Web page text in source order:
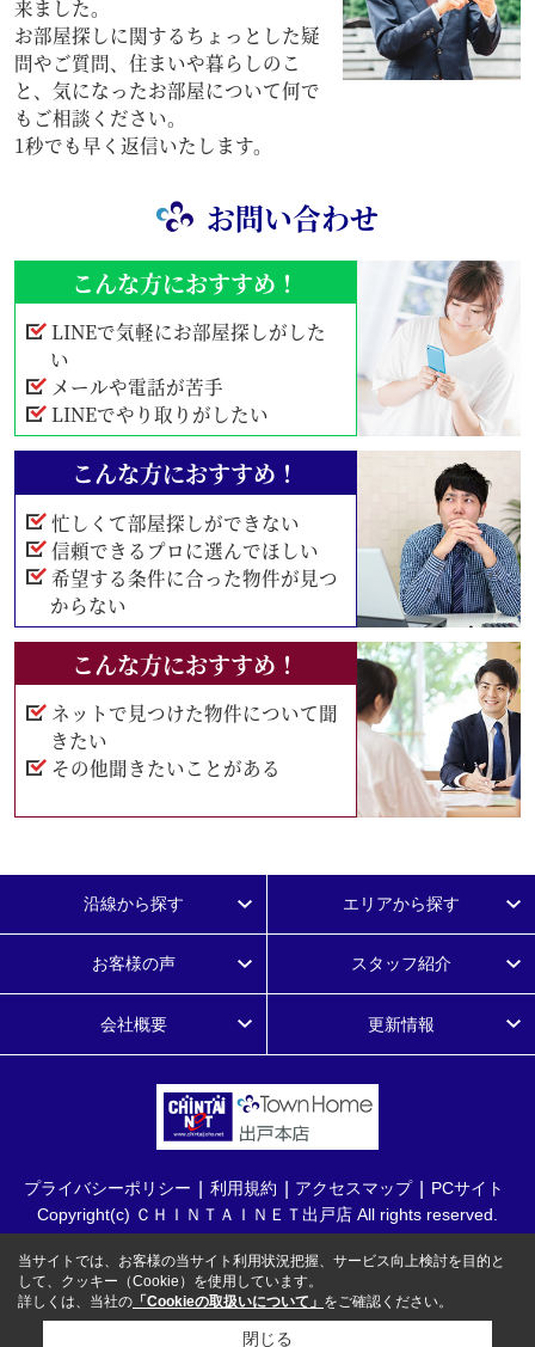
来ました。
お部屋探しに関するちょっとした疑
問やご質問、住まいや暮らしのこ
と、気になったお部屋について何で
もご相談ください。
1秒でも早く返信いたします。
お問い合わせ
こんな方におすすめ！
LINEで気軽にお部屋探しがした
い
メールや電話が苦手
LINEでやり取りがしたい
こんな方におすすめ！
忙しくて部屋探しができない
信頼できるプロに選んでほしい
希望する条件に合った物件が見つ
からない
こんな方におすすめ！
ネットで見つけた物件について聞
きたい
その他聞きたいことがある
沿線から探す エリアから探す
お客様の声 スタッフ紹介
会社概要 更新情報
プライバシーポリシー 利用規約 アクセスマップ
PCサイト
Copyright(c) ＣＨＩＮＴＡＩＮＥＴ出戸店 All rights reserved.
当サイトでは、お客様の当サイト利用状況把握、サービス向上検討を目的と
して、クッキー（Cookie）を使用しています。
詳しくは、当社の 「Cookieの取扱いについて」 をご確認ください。
閉じる